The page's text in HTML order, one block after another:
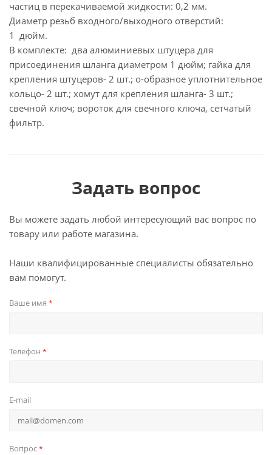
частиц в перекачиваемой жидкости: 0,2 мм.
Диаметр резьб входного/выходного отверстий:
1 дюйм.
В комплекте: два алюминиевых штуцера для
присоединения шланга диаметром 1 дюйм; гайка для
крепления штуцеров- 2 шт.; о-образное уплотнительное
кольцо- 2 шт.; хомут для крепления шланга- 3 шт.;
свечной ключ; вороток для свечного ключа, сетчатый
фильтр.
Задать вопрос
Вы можете задать любой интересующий вас вопрос по
товару или работе магазина.
Наши квалифицированные специалисты обязательно
вам помогут.
Ваше имя *
Телефон *
E-mail
Вопрос*